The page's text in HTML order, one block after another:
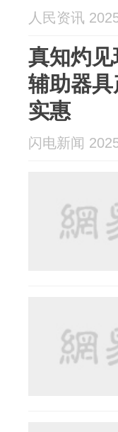
人民资讯
真知灼
辅助器
实惠
闪电新闻